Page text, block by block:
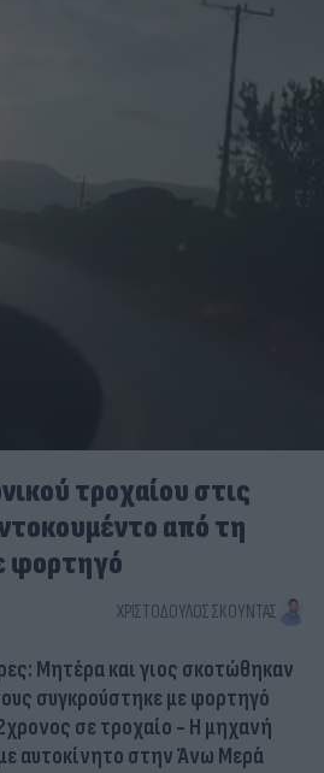
τροχαίου στις
από τη
φορτηγό
ΧΡΙΣΤΌΔΟΥΛΟΣ ΣΚΟΎΝΤΑΣ
Μητέρα και γιος σκοτώθηκαν
συγκρούστηκε με φορτηγό
σε τροχαίο - Η μηχανή
αυτοκίνητο στην Άνω Μερά